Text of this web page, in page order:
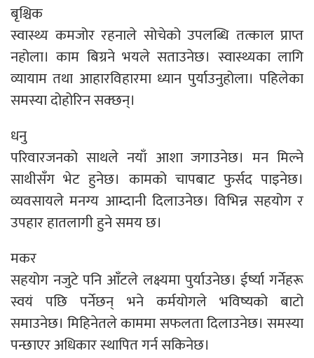
बृश्चिक
स्वास्थ्य कमजोर रहनाले सोचेको उपलब्धि तत्काल प्राप्त
नहोला। काम बिग्रने भयले सताउनेछ। स्वास्थ्यका लागि
व्यायाम तथा आहारविहारमा ध्यान पुर्याउनुहोला। पहिलेका
समस्या दोहोरिन सक्छन्।
धनु
परिवारजनको साथले नयाँ आशा जगाउनेछ। मन मिल्ने
साथीसँग भेट हुनेछ। कामको चापबाट फुर्सद पाइनेछ।
व्यवसायले मनग्य आम्दानी दिलाउनेछ। विभिन्न सहयोग र
उपहार हातलागी हुने समय छ।
मकर
सहयोग नजुटे पनि आँटले लक्ष्यमा पुर्याउनेछ। ईर्ष्या गर्नेहरू
स्वयं पछि पर्नेछन् भने कर्मयोगले भविष्यको बाटो
समाउनेछ। मिहिनेतले काममा सफलता दिलाउनेछ। समस्या
पन्छाएर अधिकार स्थापित गर्न सकिनेछ।